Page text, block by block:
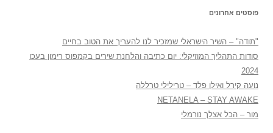
פוסטים אחרונים
"תודה" – השיר הישראלי שמזכיר לנו להעריך את הטוב בחיים
סודות התהליך המוזיקלי: יום כתיבה והלחנת שירים בקמפוס רימון בעכו
2024
נועה קירל ואילן פלד – טרילילי טרללה
NETANELA – STAY AWAKE
מור – הכל אצלך נורמלי